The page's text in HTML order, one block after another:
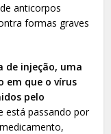
anticorpos
formas graves
de injeção, uma
em que o vírus
pelo
está passando por